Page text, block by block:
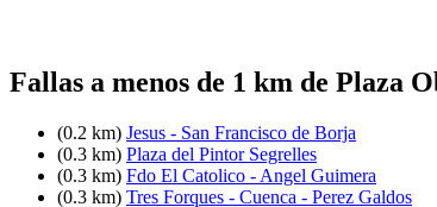
Fallas a menos de 1 km de Plaza
(0.2 km) Jesus - San Francisco de Borja
(0.3 km) Plaza del Pintor Segrelles
(0.3 km) Fdo El Catolico - Angel Guimera
(0.3 km) Tres Forques - Cuenca - Perez Galdos